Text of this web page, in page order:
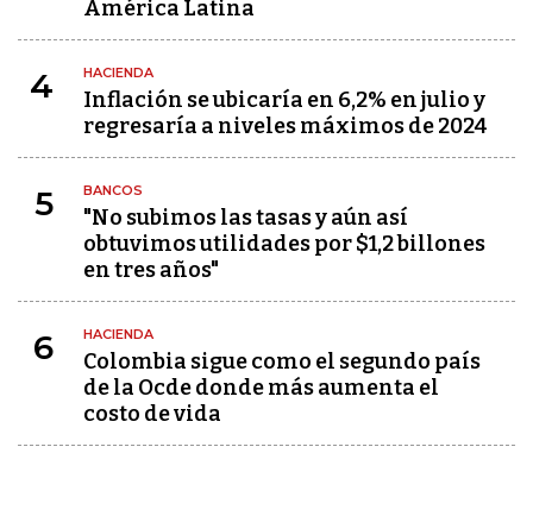
América Latina
4 HACIENDA
Inflación se ubicaría en 6,2% en julio y
regresaría a niveles máximos de 2024
5 BANCOS
"No subimos las tasas y aún así
obtuvimos utilidades por $1,2 billones
en tres años"
6 HACIENDA
Colombia sigue como el segundo país
de la Ocde donde más aumenta el
costo de vida